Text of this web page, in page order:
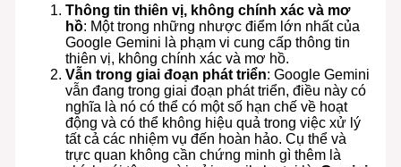
Thông tin thiên vị, không chính xác và mơ
hồ: Một trong những nhược điểm lớn nhất của
Google Gemini là phạm vi cung cấp thông tin
thiên vị, không chính xác và mơ hồ.
Vẫn trong giai đoạn phát triển: Google Gemini
vẫn đang trong giai đoạn phát triển, điều này có
nghĩa là nó có thể có một số hạn chế về hoạt
động và có thể không hiệu quả trong việc xử lý
tất cả các nhiệm vụ đến hoàn hảo. Cụ thể và
trực quan không cần chứng minh gì thêm là